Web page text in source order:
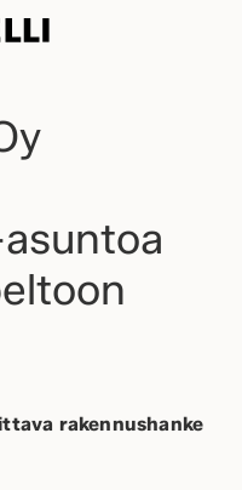
rakennushanke